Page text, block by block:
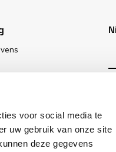
voor social media te
uw gebruik van onze site
deze gegevens